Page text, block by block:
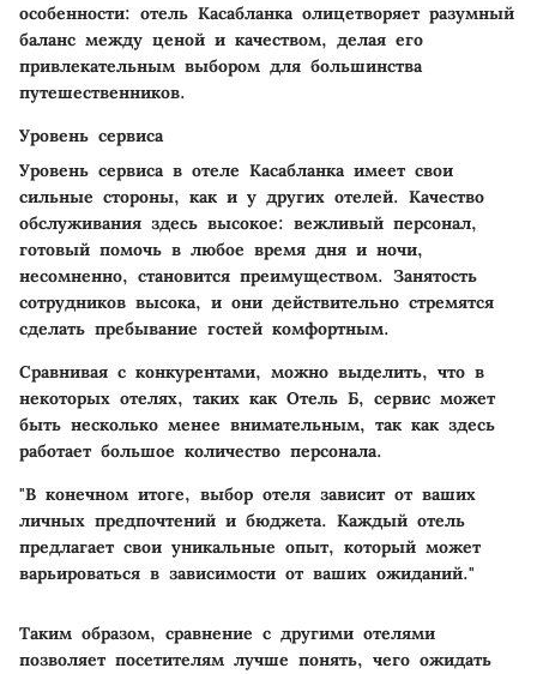
особенности: отель Касабланка олицетворяет разумный
баланс между ценой и качеством, делая его
привлекательным выбором для большинства
путешественников.
Уровень сервиса
Уровень сервиса в отеле Касабланка имеет свои
сильные стороны, как и у других отелей. Качество
обслуживания здесь высокое: вежливый персонал,
готовый помочь в любое время дня и ночи,
несомненно, становится преимуществом. Занятость
сотрудников высока, и они действительно стремятся
сделать пребывание гостей комфортным.
Сравнивая с конкурентами, можно выделить, что в
некоторых отелях, таких как Отель Б, сервис может
быть несколько менее внимательным, так как здесь
работает большое количество персонала.
"В конечном итоге, выбор отеля зависит от ваших
личных предпочтений и бюджета. Каждый отель
предлагает свои уникальные опыт, который может
варьироваться в зависимости от ваших ожиданий."
Таким образом, сравнение с другими отелями
позволяет посетителям лучше понять, чего ожидать